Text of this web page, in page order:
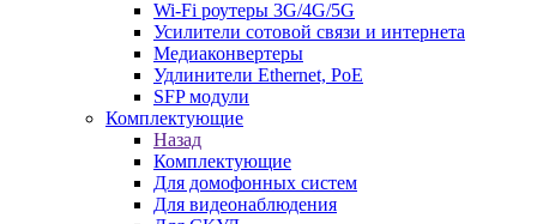
Wi-Fi роутеры 3G/4G/5G
Усилители сотовой связи и интернета
Медиаконвертеры
Удлинители Ethernet, PoE
SFP модули
Комплектующие
Назад
Комплектующие
Для домофонных систем
Для видеонаблюдения